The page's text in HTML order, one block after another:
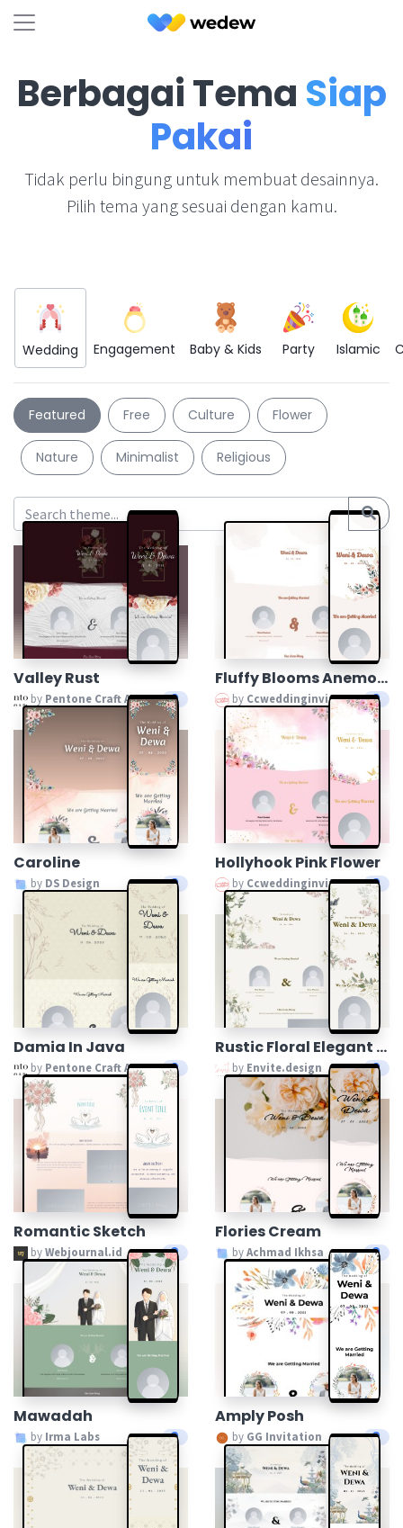
Berbagai Tema Siap
Pakai
Tidak perlu bingung untuk membuat desainnya.
Pilih tema yang sesuai dengan kamu.
Wedding Engagement Baby & Kids Party Islamic
Featured Free Culture Flower
Nature Minimalist Religious
Valley Rust
by Pentone Craft And Paper
Fluffy Blooms Anemones
by Ccweddinginvitation
Caroline
by DS Design
Hollyhook Pink Flower
by Ccweddinginvitation
Damia In Java
by Pentone Craft And Paper
Rustic Floral Elegant Wedding
by Envite.design
Romantic Sketch
byWebjournal.id
Flories Cream
byAchmad Ikhsa
Mawadah
by Irma Labs
Amply Posh
by GG Invitation